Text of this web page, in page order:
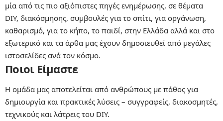
μία από τις πιο αξιόπιστες πηγές ενημέρωσης, σε θέματα
DIY, διακόσμησης, συμβουλές για το σπίτι, για οργάνωση,
καθαρισμό, για το κήπο, το παιδί, στην Ελλάδα αλλά και στο
εξωτερικό και τα άρθα μας έχουν δημοσιευθεί από μεγάλες
ιστοσελίδες ανά τον κόσμο.
Ποιοι Είμαστε
Η ομάδα μας αποτελείται από ανθρώπους με πάθος για
δημιουργία και πρακτικές λύσεις – συγγραφείς, διακοσμητές,
τεχνικούς και λάτρεις του DIY.